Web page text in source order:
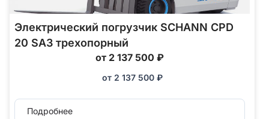
Электрический погрузчик SCHANN CPD
20 SA3 трехопорный
от 2 137 500 ₽
от 2 137 500 ₽
Подробнее